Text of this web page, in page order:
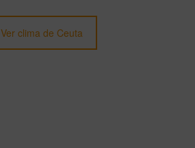
Ver clima de Ceuta